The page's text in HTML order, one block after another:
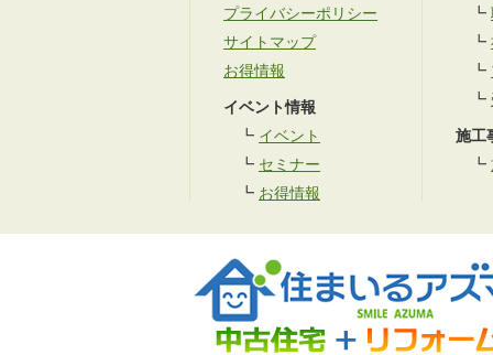
プライバシーポリシー
サイトマップ
お得情報
イベント情報
┗ イベント
┗ セミナー
┗ お得情報
┗
┗
┗
┗
施工
┗